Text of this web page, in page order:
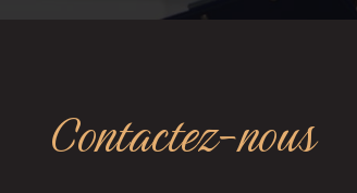
Contactez-nous